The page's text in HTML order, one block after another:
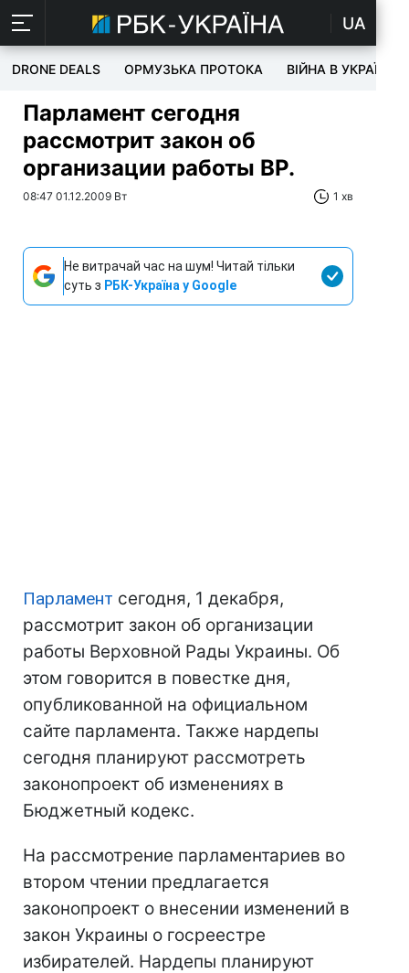
UA
DRONE DEALS ОРМУЗЬКА ПРОТОКА ВІЙНА В УКРАЇНІ
Парламент сегодня
рассмотрит закон об
организации работы ВР.
08:47 01.12.2009 Вт 1 хв
Не витрачай час на шум! Читай тільки
суть з РБК-Україна у Google
Парламент сегодня, 1 декабря,
рассмотрит закон об организации
работы Верховной Рады Украины. Об
этом говорится в повестке дня,
опубликованной на официальном
сайте парламента. Также нардепы
сегодня планируют рассмотреть
законопроект об изменениях в
Бюджетный кодекс.
На рассмотрение парламентариев во
втором чтении предлагается
законопроект о внесении изменений в
закон Украины о госреестре
избирателей. Нардепы планируют